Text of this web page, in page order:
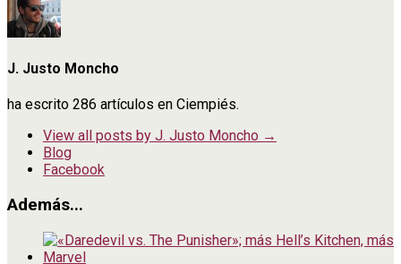
J. Justo Moncho
ha escrito 286 artículos en Ciempiés.
View all posts by J. Justo Moncho →
Blog
Facebook
Además...